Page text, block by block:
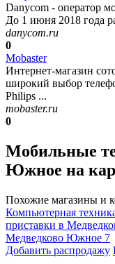
Danycom - оператор
До 1 июня 2018 года
danycom.ru
0
Mobaster
Интернет-магазин
широкий выбор
Philips ...
mobaster.ru
0
Мобильные
Южное на
Похожие магазины и
Компьютерная
приставки в
Медведково Южное 7
Добавить раcпродажу